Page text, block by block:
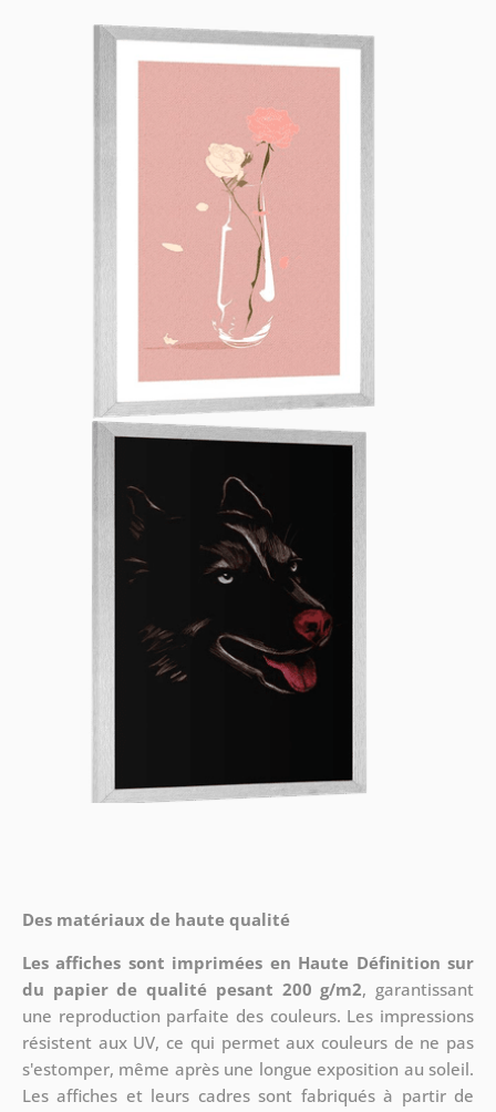
Des matériaux de haute qualité
Les affiches sont imprimées en Haute Définition sur
du papier de qualité pesant 200 g/m2, garantissant
une reproduction parfaite des couleurs. Les impressions
résistent aux UV, ce qui permet aux couleurs de ne pas
s'estomper, même après une longue exposition au soleil.
Les affiches et leurs cadres sont fabriqués à partir de